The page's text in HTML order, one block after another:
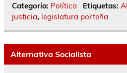
Categoría: Política Etiquetas:
justicia, legislatura porteña
Alternativa Socialista